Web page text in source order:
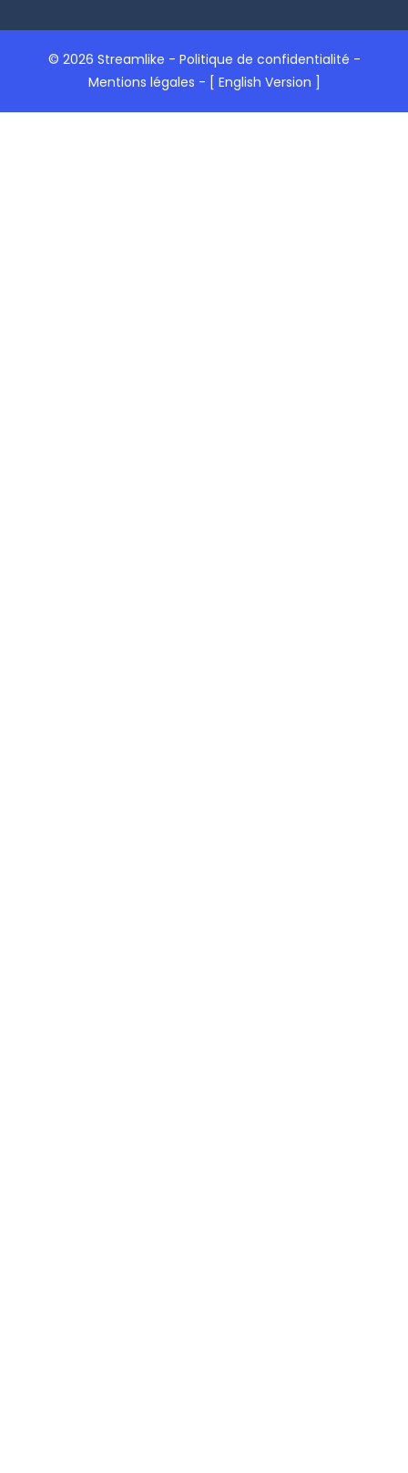
© 2026 Streamlike - Politique de confidentialité -
Mentions légales - [ English Version ]